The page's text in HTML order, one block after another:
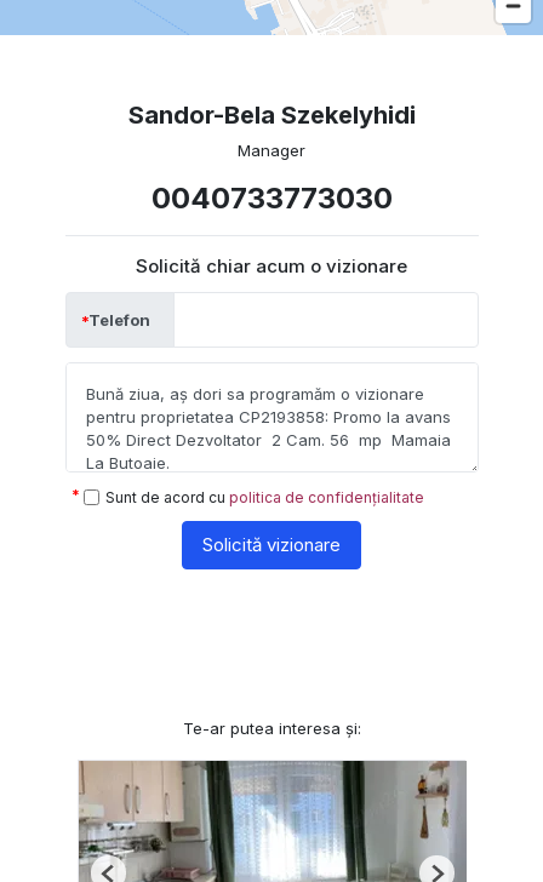
Sandor-Bela Szekelyhidi
Manager
0040733773030
Solicită chiar acum o vizionare
Telefon
Sunt de acord cu politica de confidențialitate
Solicită vizionare
Te-ar putea interesa și: